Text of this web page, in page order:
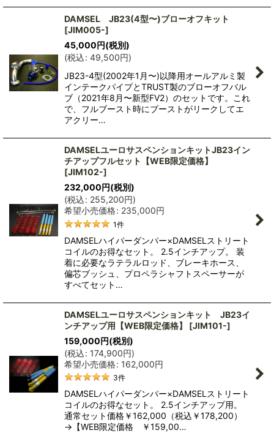
DAMSEL JB23(4型〜)ブローオフキット
[JIM005-]
45,000円(税別)
(税込: 49,500円)
JB23-4型(2002年1月〜)以降用オールアルミ製
インテークパイプとTRUST製のブローオフバル
ブ（2021年8月〜新型FV2）のセットです。これ
で、フルブースト時にブーストがリークしてエ
アクリー…
DAMSELユーロサスペンションキットJB23イン
チアップフルセット【WEB限定価格】
[JIM102-]
232,000円(税別)
(税込: 255,200円)
希望小売価格: 235,000円
1件
DAMSELハイパーダンパー×DAMSELストリート
コイルのお得なセット。 2.5インチアップ。 装
着に必要なラテラルロッド、ブレーキホース、
偏芯ブッシュ、プロペラシャフトスペーサーが
すべてセット…
DAMSELユーロサスペンションキット JB23イ
ンチアップ用【WEB限定価格】
[JIM101-]
159,000円(税別)
(税込: 174,900円)
希望小売価格: 162,000円
3件
DAMSELハイパーダンパー×DAMSELストリート
コイルのお得なセット。 2.5インチアップ用。
通常セット価格￥162,000（税込￥178,200）
→【WEB限定価格 ￥159,00…